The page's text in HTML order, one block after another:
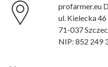
profarmer.eu
ul. Kielecka 46
71-037
NIP: 852 249